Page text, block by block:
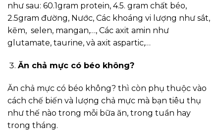
như sau: 60.1gram protein, 4.5. gram chất béo,
2.5gram đường, Nước, Các khoáng vi lượng như sắt,
kẽm, selen, mangan,…, Các axit amin như
glutamate, taurine, và axit aspartic,…
Ăn chả mực có béo không?
Ăn chả mực có béo không? thì còn phụ thuộc vào
cách chế biến và lượng chả mực mà bạn tiêu thụ
như thế nào trong mỗi bữa ăn, trong tuần hay
trong tháng.